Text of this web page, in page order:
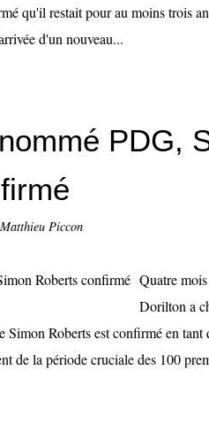
qu'il restait pour au moins trois
d'un nouveau...
PDG,
Piccon
Quatre
Dorilton a
Simon Roberts est confirmé en
de la période cruciale des 100